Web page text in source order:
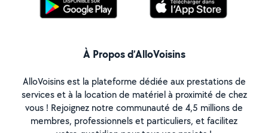
À Propos d’AlloVoisins
AlloVoisins est la plateforme dédiée aux prestations de
services et à la location de matériel à proximité de chez
vous ! Rejoignez notre communauté de 4,5 millions de
membres, professionnels et particuliers, et facilitez